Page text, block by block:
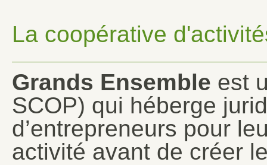
La coopérative
Grands Ensemble est
SCOP) qui héberge
d’entrepreneurs pour
activité avant de créer